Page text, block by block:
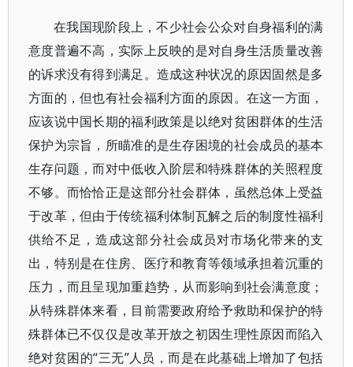
在我国现阶段上，不少社会公众对自身福利的满
意度普遍不高，实际上反映的是对自身生活质量改善
的诉求没有得到满足。造成这种状况的原因固然是多
方面的，但也有社会福利方面的原因。在这一方面，
应该说中国长期的福利政策是以绝对贫困群体的生活
保护为宗旨，所瞄准的是生存困境的社会成员的基本
生存问题，而对中低收入阶层和特殊群体的关照程度
不够。而恰恰正是这部分社会群体，虽然总体上受益
于改革，但由于传统福利体制瓦解之后的制度性福利
供给不足，造成这部分社会成员对市场化带来的支
出，特别是在住房、医疗和教育等领域承担着沉重的
压力，而且呈现加重趋势，从而影响到社会满意度；
从特殊群体来看，目前需要政府给予救助和保护的特
殊群体已不仅仅是改革开放之初因生理性原因而陷入
绝对贫困的“三无”人员，而是在此基础上增加了包括